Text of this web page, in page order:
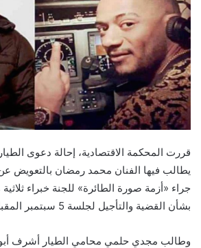
قررت المحكمة الاقتصادية، إحالة دعوى
يطالب فيها الفنان محمد رمضان بالتعويض
جراء «أزمة صورة الطائرة» للجنة خبراء
بشأن القضية والتأجيل لجلسة 5 سبتمبر المقبل.
وطالب مجدي حلمي محامي الطيار أشرف